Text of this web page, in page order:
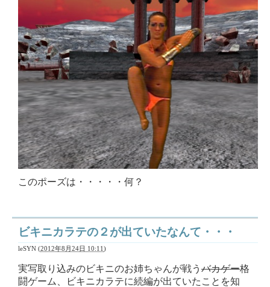
このポーズは・・・・・何？
ビキニカラテの２が出ていたなんて・・・
leSYN (2012年8月24日 10:11)
実写取り込みのビキニのお姉ちゃんが戦う バカゲー格
闘ゲーム、ビキニカラテに続編が出ていたことを知